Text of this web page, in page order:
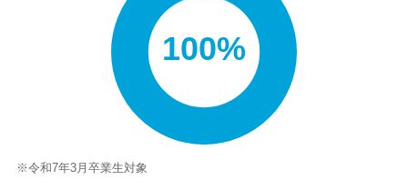
100%
※令和7年3月卒業生対象